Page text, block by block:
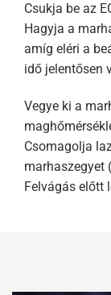
Csukja be az
Hagyja a
amíg eléri a
idő jelentősen
Vegye ki a
Csomagolja
marhaszegyet
Felvágás előtt